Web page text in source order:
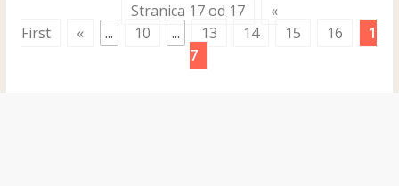
Stranica 17 od 17
«
First
« ... 10 ... 13 14 15 16
1
7